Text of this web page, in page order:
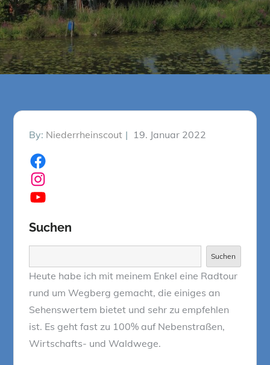
By: Niederrheinscout
Posted
19. Januar 2022
Facebook
Instagram
YouTube
Suchen
Suchen
Heute habe ich mit meinem Enkel eine Radtour
rund um Wegberg gemacht, die einiges an
Sehenswertem bietet und sehr zu empfehlen
ist. Es geht fast zu 100% auf Nebenstraßen,
Wirtschafts- und Waldwege.